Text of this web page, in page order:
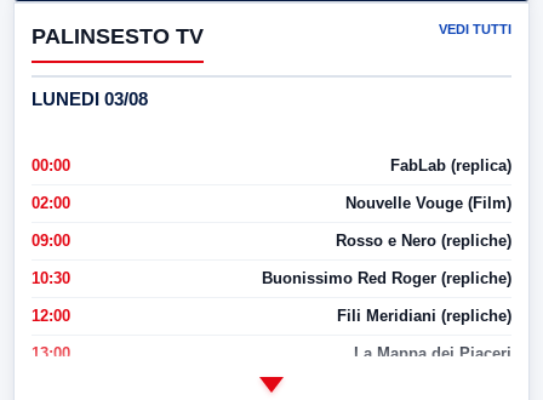
PALINSESTO TV VEDI TUTTI
LUNEDI 03/08
00:00 FabLab (replica)
02:00 Nouvelle Vouge (Film)
09:00 Rosso e Nero (repliche)
10:30 Buonissimo Red Roger (repliche)
12:00 Fili Meridiani (repliche)
13:00 La Mappa dei Piaceri